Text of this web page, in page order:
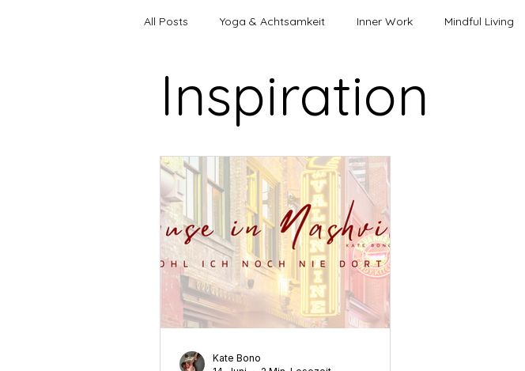
All Posts Yoga & Achtsamkeit Inner Work Mindful Living
Energy Update 9-Jahres-Zyklus energetischer Neubeginn
Yoga & Achtsamkeit Heilung & Prägungen
Innere Wahrnehmung Inner Guru
Inspiration
Kate Bono